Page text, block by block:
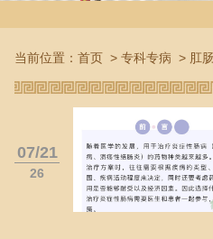
当前位置： 首页 > 专科专病 > 肛
07/21
26